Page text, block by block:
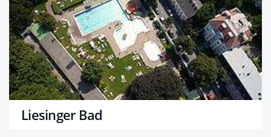
Liesinger Bad